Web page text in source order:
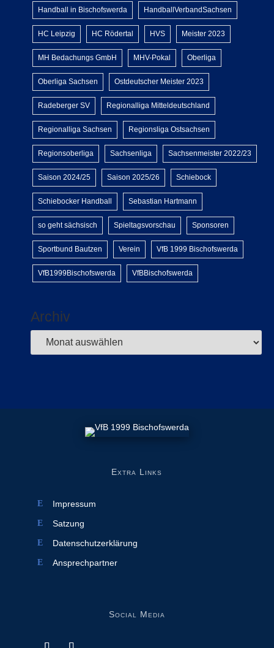
Handball in Bischofswerda HandballVerbandSachsen
HC Leipzig HC Rödertal HVS Meister 2023
MH Bedachungs GmbH MHV-Pokal Oberliga
Oberliga Sachsen Ostdeutscher Meister 2023
Radeberger SV Regionalliga Mitteldeutschland
Regionalliga Sachsen Regionsliga Ostsachsen
Regionsoberliga Sachsenliga Sachsenmeister 2022/23
Saison 2024/25 Saison 2025/26 Schiebock
Schiebocker Handball Sebastian Hartmann
so geht sächsisch Spieltagsvorschau Sponsoren
Sportbund Bautzen Verein VfB 1999 Bischofswerda
VfB1999Bischofswerda VfBBischofswerda
Archiv
Extra Links
Impressum
Satzung
Datenschutzerklärung
Ansprechpartner
Social Media